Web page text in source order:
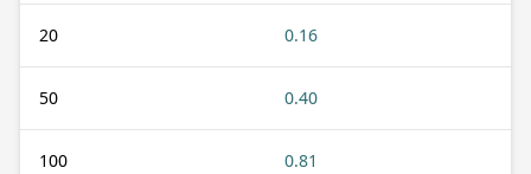
20 0.16
50 0.40
100 0.81